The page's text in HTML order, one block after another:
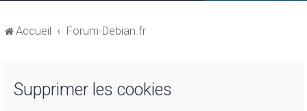
Accueil Forum-Debian.fr
Supprimer les cookies